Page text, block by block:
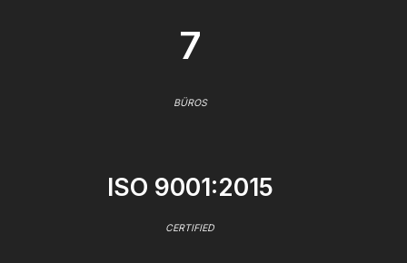
7
BÜROS
ISO 9001:2015
CERTIFIED